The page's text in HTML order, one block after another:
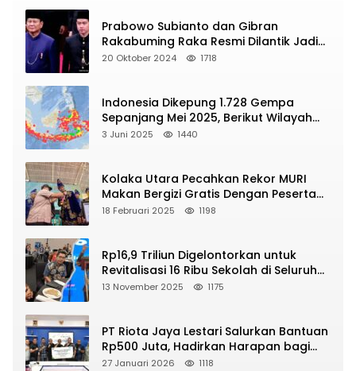
Prabowo Subianto dan Gibran
Rakabuming Raka Resmi Dilantik Jadi
Presiden dan Wapres RI
20 Oktober 2024 1718
Indonesia Dikepung 1.728 Gempa
Sepanjang Mei 2025, Berikut Wilayah
Yang Intens Diguncang!
3 Juni 2025 1440
Kolaka Utara Pecahkan Rekor MURI
Makan Bergizi Gratis Dengan Peserta
Terbanyak
18 Februari 2025 1198
Rp16,9 Triliun Digelontorkan untuk
Revitalisasi 16 Ribu Sekolah di Seluruh
Indonesia
13 November 2025 1175
PT Riota Jaya Lestari Salurkan Bantuan
Rp500 Juta, Hadirkan Harapan bagi
Korban Bencana di Sumatera
27 Januari 2026 1118